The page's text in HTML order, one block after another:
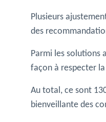
Plusieurs
des
Parmi les solutions
façon à respecter
Au total, ce sont
bienveillante des